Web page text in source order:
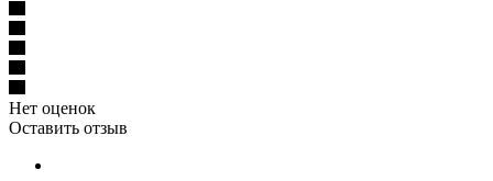
Нет оценок
Оставить отзыв